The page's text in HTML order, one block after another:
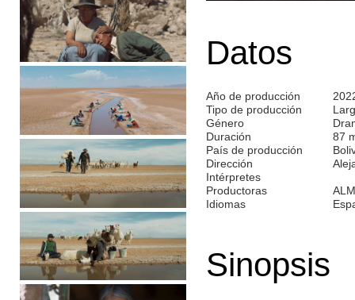
Datos
Año de producción
Tipo de producción
Género
Duración
87
País de producción
Dirección
Intérpretes
Productoras
Idiomas
Sinopsis